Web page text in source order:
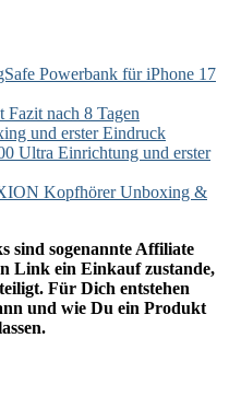
Powerbank für iPhone 17
Fazit nach 8 Tagen
und erster Eindruck
Ultra Einrichtung und erster
Kopfhörer Unboxing &
sind sogenannte Affiliate
Link ein Einkauf zustande,
Für Dich entstehen
und wie Du ein Produkt